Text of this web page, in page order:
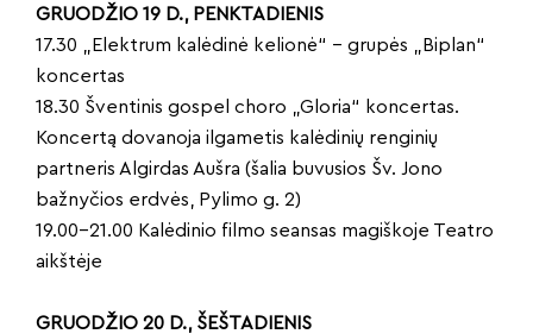
GRUODŽIO 19 D., PENKTADIENIS
17.30 „Elektrum kalėdinė kelionė“ – grupės „Biplan“
koncertas
18.30 Šventinis gospel choro „Gloria“ koncertas.
Koncertą dovanoja ilgametis kalėdinių renginių
partneris Algirdas Aušra (šalia buvusios Šv. Jono
bažnyčios erdvės, Pylimo g. 2)
19.00-21.00 Kalėdinio filmo seansas magiškoje Teatro
aikštėje
GRUODŽIO 20 D., ŠEŠTADIENIS